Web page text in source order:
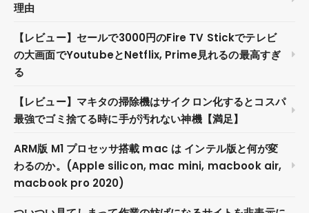
理由
【レビュー】セールで3000円のFire TV Stickでテレビ
の大画面でYoutubeとNetflix, Prime見れるの最高すぎ
る
【レビュー】マキタの掃除機はサイクロン化するとコスパ
最強でゴミ捨てる時に手が汚れない神機【満足】
ARM版 M1 プロセッサ搭載 mac は インテル版と何が変
わるのか。(Apple silicon, mac mini, macbook air,
macbook pro 2020)